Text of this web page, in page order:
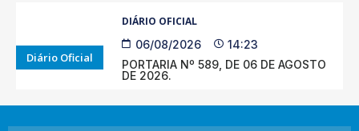
Diário Oficial
DIÁRIO OFICIAL
06/08/2026
14:23
PORTARIA Nº 589, DE 06 DE AGOSTO
DE 2026.